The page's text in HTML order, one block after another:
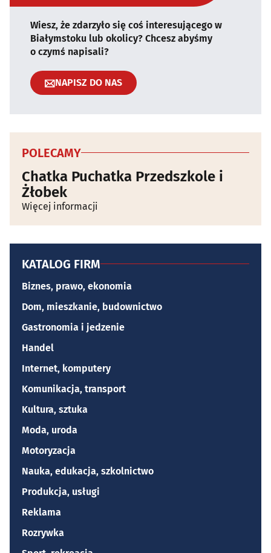
Wiesz, że zdarzyło się coś interesującego w
Białymstoku lub okolicy? Chcesz abyśmy
o czymś napisali?
NAPISZ DO NAS
POLECAMY
Chatka Puchatka Przedszkole i
Żłobek
Więcej informacji
KATALOG FIRM
Biznes, prawo, ekonomia
Dom, mieszkanie, budownictwo
Gastronomia i jedzenie
Handel
Internet, komputery
Komunikacja, transport
Kultura, sztuka
Moda, uroda
Motoryzacja
Nauka, edukacja, szkolnictwo
Produkcja, usługi
Reklama
Rozrywka